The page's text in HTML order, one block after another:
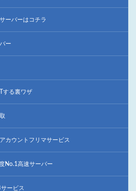
ーバーはコチラ
ー
する裏ワザ
カウントフリマサービス
No.1高速サーバー
ービス